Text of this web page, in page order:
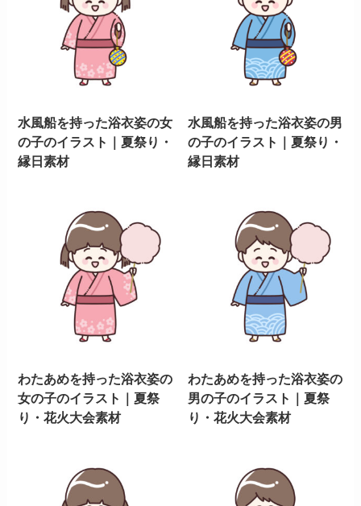
水風船を持った浴衣姿の女
の子のイラスト｜夏祭り・
縁日素材
水風船を持った浴衣姿の男
の子のイラスト｜夏祭り・
縁日素材
わたあめを持った浴衣姿の
女の子のイラスト｜夏祭
り・花火大会素材
わたあめを持った浴衣姿の
男の子のイラスト｜夏祭
り・花火大会素材